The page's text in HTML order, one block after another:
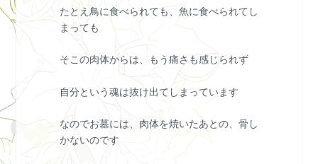
たとえ鳥に食べられても、魚に食べられてし
まっても
そこの肉体からは、もう痛さも感じられず
自分という魂は抜け出てしまっています
なのでお墓には、肉体を焼いたあとの、骨し
かないのです